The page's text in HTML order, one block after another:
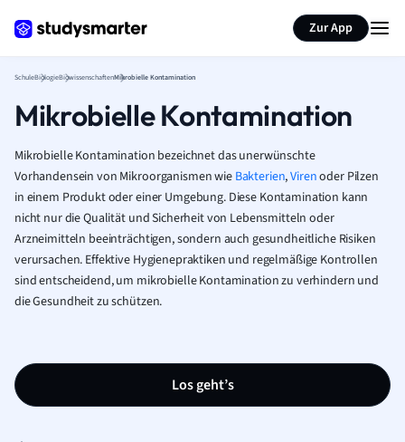
Zur App
SchuleBiologieBiowissenschaftenMikrobielle Kontamination
Mikrobielle Kontamination
Mikrobielle Kontamination bezeichnet das unerwünschte
Vorhandensein von Mikroorganismen wie Bakterien,Virenoder Pilzen
in einem Produkt oder einer Umgebung. Diese Kontamination kann
nicht nur die Qualität und Sicherheit von Lebensmitteln oder
Arzneimitteln beeinträchtigen, sondern auch gesundheitliche Risiken
verursachen. Effektive Hygienepraktiken und regelmäßige Kontrollen
sind entscheidend, um mikrobielle Kontamination zu verhindern und
die Gesundheit zu schützen.
Los geht’s
Seite zusammenfassen